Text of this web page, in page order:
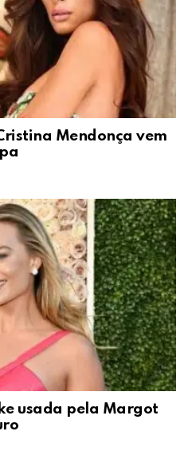
Mendonça vem
usada pela Margot